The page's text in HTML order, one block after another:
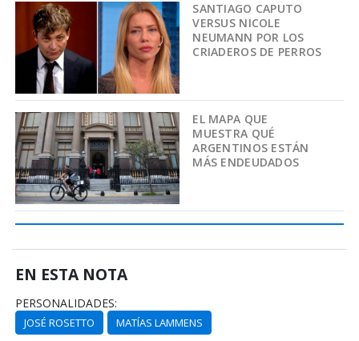
SANTIAGO CAPUTO
VERSUS NICOLE
NEUMANN POR LOS
CRIADEROS DE PERROS
EL MAPA QUE
MUESTRA QUÉ
ARGENTINOS ESTÁN
MÁS ENDEUDADOS
EN ESTA NOTA
PERSONALIDADES:
JOSÉ ROSETTO MATÍAS LAMMENS